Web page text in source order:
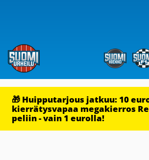
🎁 Huipputarjous jatkuu: 10
kierrätysvapaa megakierros
peliin - vain 1 eurolla!